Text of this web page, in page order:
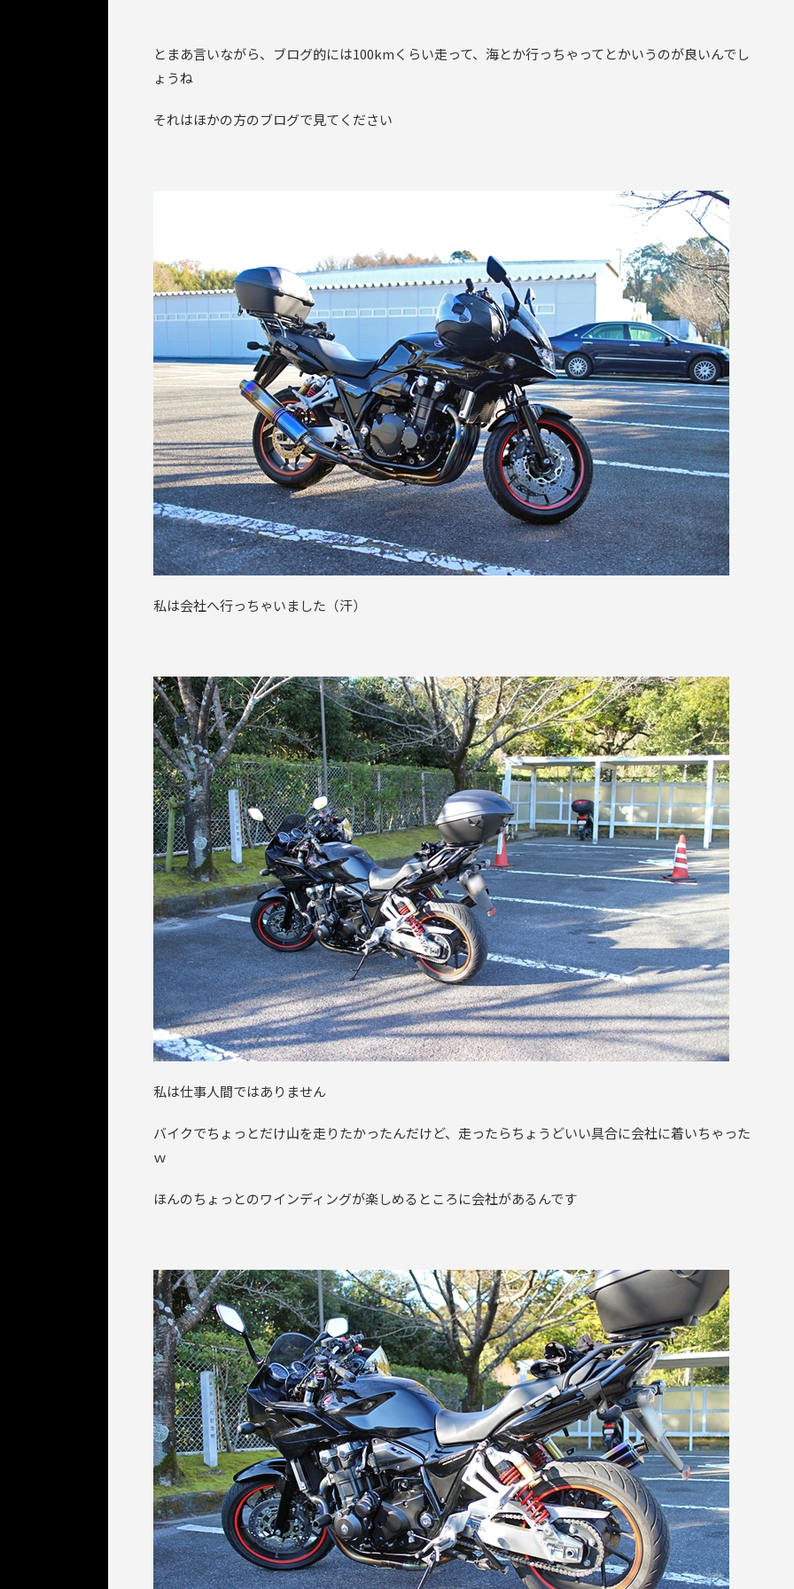
とまあ言いながら、ブログ的には100kmくらい走って、海とか行っちゃってとかいうのが良いんでし
ょうね
それはほかの方のブログで見てください
私は会社へ行っちゃいました（汗）
私は仕事人間ではありません
バイクでちょっとだけ山を走りたかったんだけど、走ったらちょうどいい具合に会社に着いちゃった
ｗ
ほんのちょっとのワインディングが楽しめるところに会社があるんです